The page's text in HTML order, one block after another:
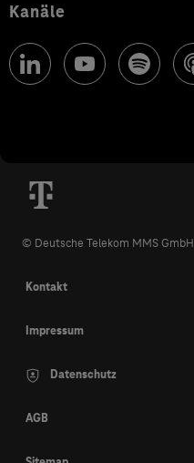
Kanäle
© Deutsche Telekom MMS GmbH
Kontakt
Impressum
Datenschutz
AGB